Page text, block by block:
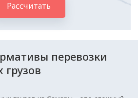
Рассчитать
перевозки
грузов